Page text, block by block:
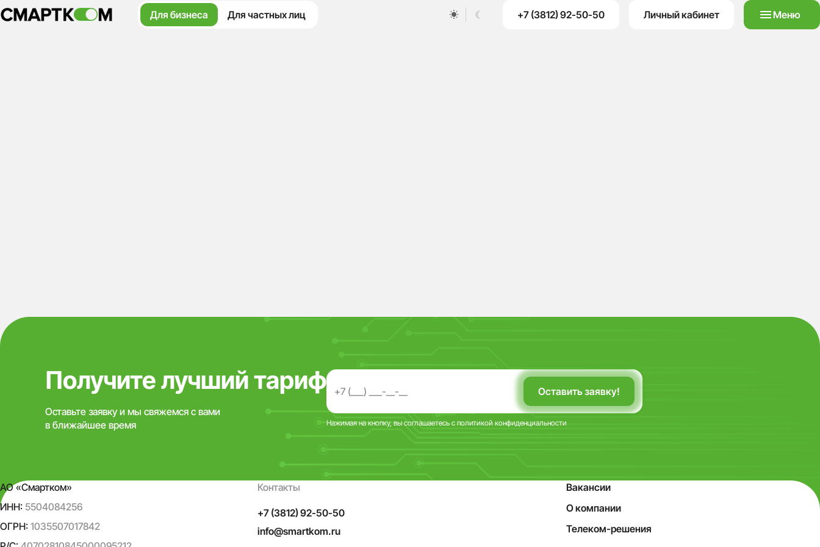
Для бизнеса Для частных лиц +7 (3812) 92-50-50 Личный кабинет Меню
Получите лучший тариф
Оставьте заявку и мы свяжемся с вами
в ближайшее время
Нажимая на кнопку, вы соглашаетесь с политикой конфиденциальности
АО «Смартком»
ИНН: 5504084256
ОГРН: 1035507017842
Контакты
+7 (3812) 92-50-50
info@smartkom.ru
Вакансии
О компании
Телеком-решения